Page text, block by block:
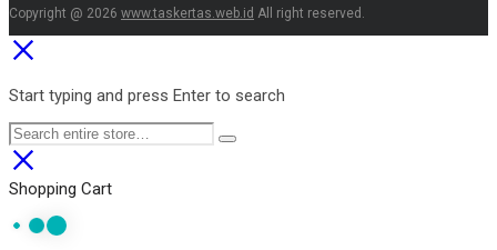
Copyright @ 2026 www.taskertas.web.id All right reserved.
Start typing and press Enter to search
Shopping Cart